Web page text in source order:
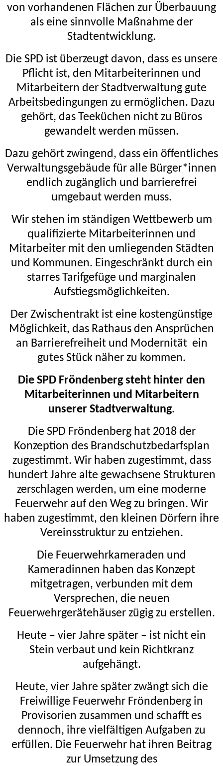
von vorhandenen Flächen zur Überbauung
als eine sinnvolle Maßnahme der
Stadtentwicklung.
Die SPD ist überzeugt davon, dass es unsere
Pflicht ist, den Mitarbeiterinnen und
Mitarbeitern der Stadtverwaltung gute
Arbeitsbedingungen zu ermöglichen. Dazu
gehört, das Teeküchen nicht zu Büros
gewandelt werden müssen.
Dazu gehört zwingend, dass ein öffentliches
Verwaltungsgebäude für alle Bürger*innen
endlich zugänglich und barrierefrei
umgebaut werden muss.
Wir stehen im ständigen Wettbewerb um
qualifizierte Mitarbeiterinnen und
Mitarbeiter mit den umliegenden Städten
und Kommunen. Eingeschränkt durch ein
starres Tarifgefüge und marginalen
Aufstiegsmöglichkeiten.
Der Zwischentrakt ist eine kostengünstige
Möglichkeit, das Rathaus den Ansprüchen
an Barrierefreiheit und Modernität ein
gutes Stück näher zu kommen.
Die SPD Fröndenberg steht hinter den
Mitarbeiterinnen und Mitarbeitern
unserer Stadtverwaltung.
Die SPD Fröndenberg hat 2018 der
Konzeption des Brandschutzbedarfsplan
zugestimmt. Wir haben zugestimmt, dass
hundert Jahre alte gewachsene Strukturen
zerschlagen werden, um eine moderne
Feuerwehr auf den Weg zu bringen. Wir
haben zugestimmt, den kleinen Dörfern ihre
Vereinsstruktur zu entziehen.
Die Feuerwehrkameraden und
Kameradinnen haben das Konzept
mitgetragen, verbunden mit dem
Versprechen, die neuen
Feuerwehrgerätehäuser zügig zu erstellen.
Heute – vier Jahre später – ist nicht ein
Stein verbaut und kein Richtkranz
aufgehängt.
Heute, vier Jahre später zwängt sich die
Freiwillige Feuerwehr Fröndenberg in
Provisorien zusammen und schafft es
dennoch, ihre vielfältigen Aufgaben zu
erfüllen. Die Feuerwehr hat ihren Beitrag
zur Umsetzung des